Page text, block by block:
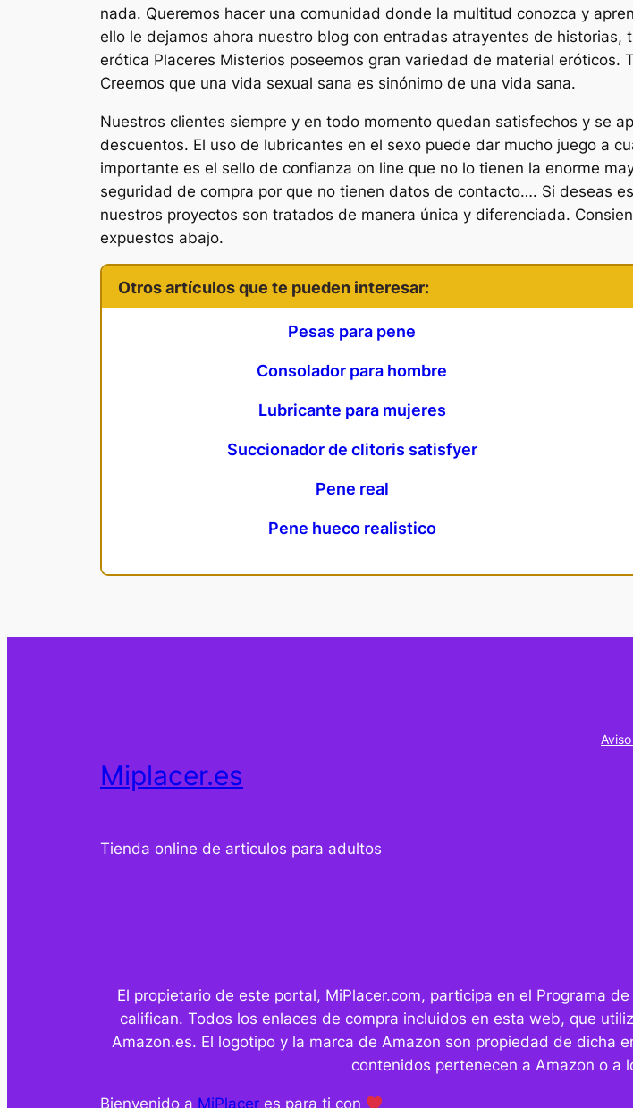
nada. Queremos hacer una comunidad donde la multitud conozca y
ello le dejamos ahora nuestro blog con entradas atrayentes de
erótica Placeres Misterios poseemos gran variedad de material
Creemos que una vida sexual sana es sinónimo de una vida sana.
Nuestros clientes siempre y en todo momento quedan satisfechos y se
descuentos. El uso de lubricantes en el sexo puede dar mucho juego a
importante es el sello de confianza on line que no lo tienen la enorme
seguridad de compra por que no tienen datos de contacto…. Si deseas
nuestros proyectos son tratados de manera única y diferenciada.
expuestos abajo.
Otros artículos que te pueden interesar:
Pesas para pene
Consolador para hombre
Lubricante para mujeres
Succionador de clitoris satisfyer
Pene real
Pene hueco realistico
Miplacer.es
Tienda online de articulos para adultos
El propietario de este portal, MiPlacer.com, participa en el Programa
califican. Todos los enlaces de compra incluidos en esta web, que
Amazon.es. El logotipo y la marca de Amazon son propiedad de dicha
contenidos pertenecen a Amazon o a
Bienvenido a MiPlacer es para ti con